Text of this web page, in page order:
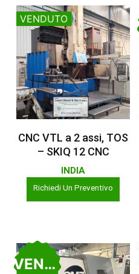
VENDUTO
Leggi Tutto
CNC VTL a 2 assi, TOS
– SKIQ 12 CNC
INDIA
Richiedi Un Preventivo
VENDUTO